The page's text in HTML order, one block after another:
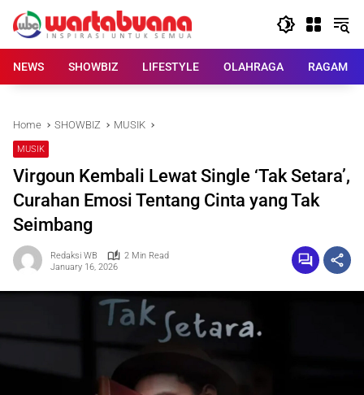
content
NEWS
SHOWBIZ LIFESTYLE OLAHRAGA RAGAM
Home SHOWBIZ MUSIK
MUSIK
Virgoun Kembali Lewat Single ‘Tak Setara’,
Curahan Emosi Tentang Cinta yang Tak
Seimbang
Redaksi WB
2 Min Read
January 16, 2026